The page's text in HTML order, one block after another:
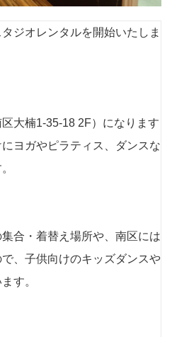
ジオレンタルを開始いたしま
大楠1-35-18 2F）になります
ヨガやピラティス、ダンスな
合・着替え場所や、南区には
、子供向けのキッズダンスや
す。